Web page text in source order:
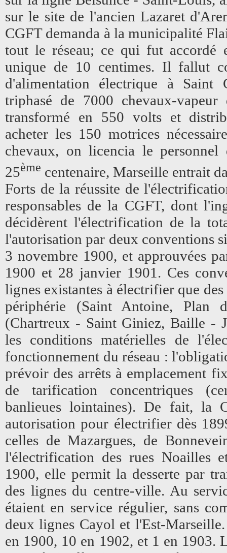
sur le site de l'ancien Lazaret
CGFT demanda à la municipalité
tout le réseau; ce qui fut accordé
unique de 10 centimes. Il fallut
d'alimentation électrique à Saint
triphasé de 7000 chevaux-
transformé en 550 volts et
acheter les 150 motrices
chevaux, on licencia le
25ème centenaire, Marseille entrait
Forts de la réussite de
responsables de la CGFT, dont
décidèrent l'électrification de la
l'autorisation par deux conventions
3 novembre 1900, et approuvées
1900 et 28 janvier 1901. Ces
lignes existantes à électrifier que
périphérie (Saint Antoine, Plan
(Chartreux - Saint Giniez, Baille -
les conditions matérielles de
fonctionnement du réseau :
prévoir des arrêts à emplacement
de tarification concentriques
banlieues lointaines). De fait, la
autorisation pour électrifier dès
celles de Mazargues, de
l'électrification des rues Noailles
1900, elle permit la desserte par
des lignes du centre-ville. Au
étaient en service régulier, sans
deux lignes Cayol et l'Est-
en 1900, 10 en 1902, et 1 en 1903.